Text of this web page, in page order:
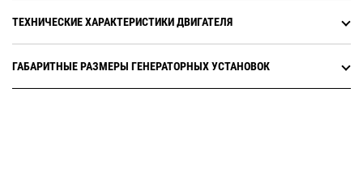
ТЕХНИЧЕСКИЕ ХАРАКТЕРИСТИКИ ДВИГАТЕЛЯ
ГАБАРИТНЫЕ РАЗМЕРЫ ГЕНЕРАТОРНЫХ УСТАНОВОК